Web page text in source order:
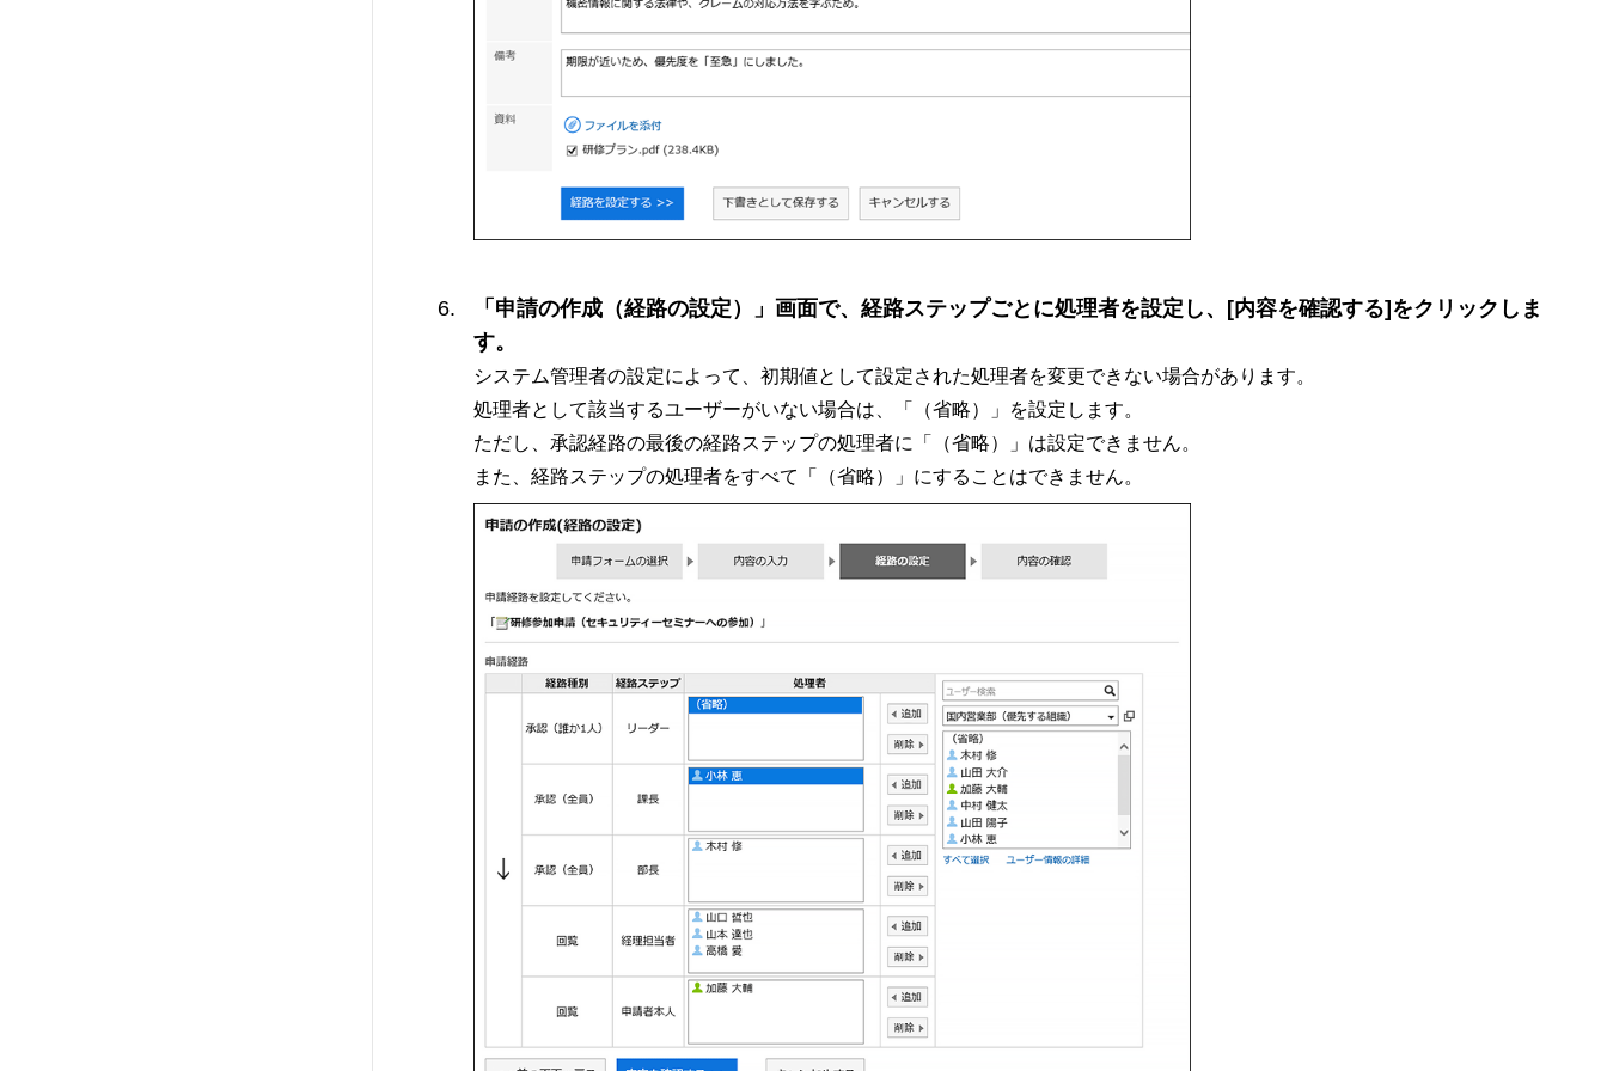
「申請の作成（経路の設定）」画面で、経路ステップごとに処理者を設定し、[内容を確認する]をクリックしま
す。
システム管理者の設定によって、初期値として設定された処理者を変更できない場合があります。
処理者として該当するユーザーがいない場合は、「（省略）」を設定します。
ただし、承認経路の最後の経路ステップの処理者に「（省略）」は設定できません。
また、経路ステップの処理者をすべて「（省略）」にすることはできません。